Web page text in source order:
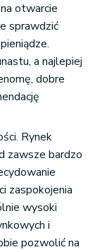
otwarcie
sprawdzić
a najlepiej
dobre
Rynek
zawsze bardzo
zaspokojenia
wysoki
i
pozwolić na